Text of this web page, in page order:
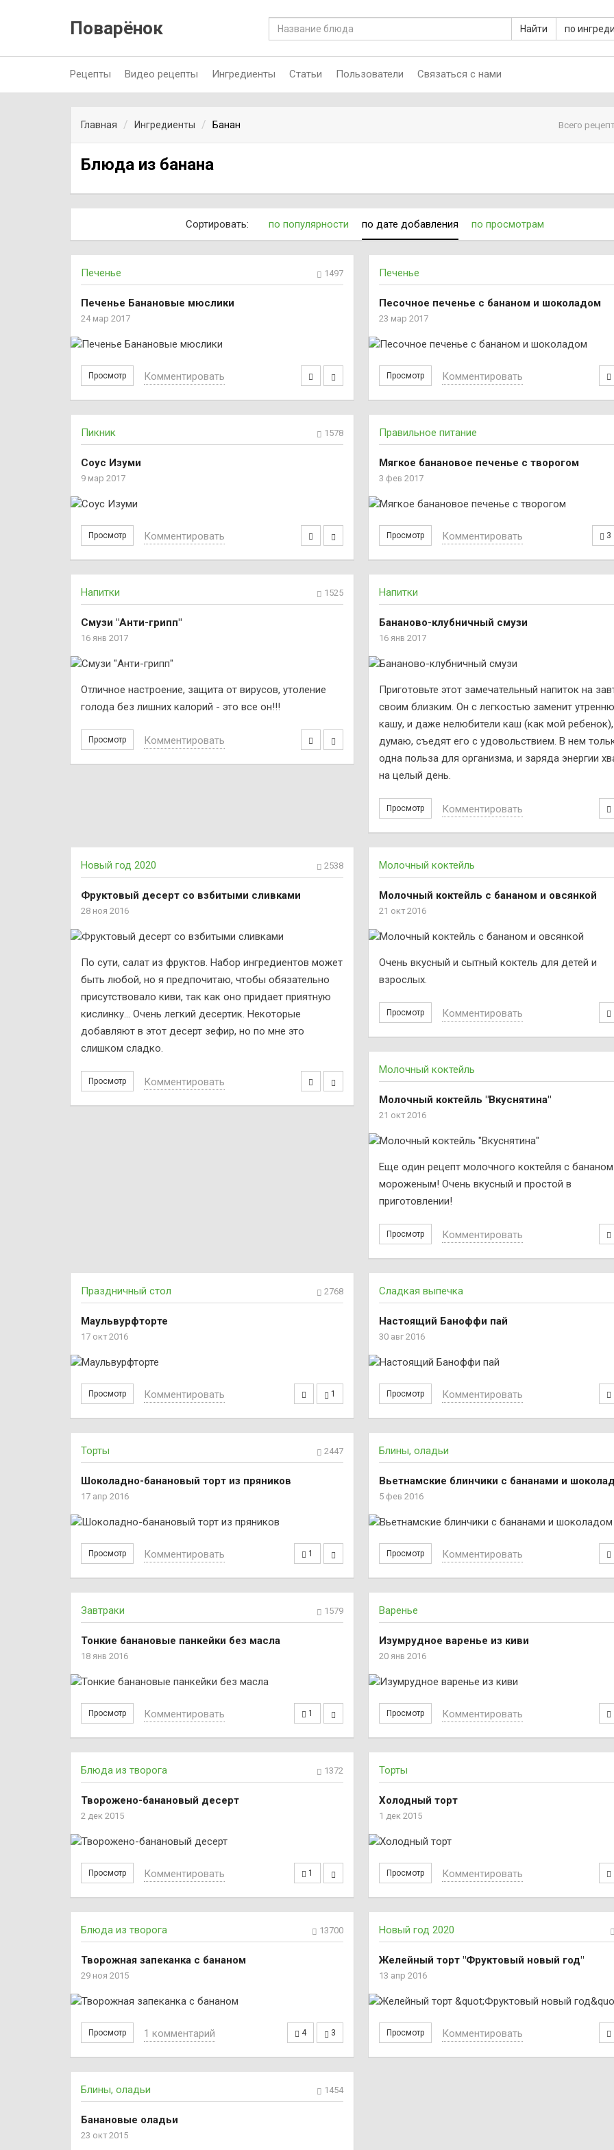
Поварёнок Найти по
Рецепты Видео рецепты Ингредиенты Статьи Пользователи Связаться с нами
Главная Ингредиенты Банан Всего
Блюда из банана
Сортировать: по популярности по дате добавления по просмотрам
Печенье 1497
Печенье Банановые мюслики
24 мар 2017
Просмотр Комментировать
Печенье
Песочное печенье с бананом и шоколадом
23 мар 2017
Просмотр Комментировать
Пикник 1578
Соус Изуми
9 мар 2017
Просмотр Комментировать
Правильное питание
Мягкое банановое печенье с творогом
3 фев 2017
Просмотр 3
Комментировать
Напитки 1525
Смузи "Анти-грипп"
16 янв 2017
Отличное настроение, защита от вирусов, утоление
голода без лишних калорий - это всe он!!!
Просмотр Комментировать
Напитки
Бананово-клубничный смузи
16 янв 2017
Приготовьте этот замечательный напиток на
своим близким. Он с легкостью заменит
кашу, и даже нелюбители каш (как мой ребенок),
думаю, съедят его с удовольствием. В нем
одна польза для организма, и заряда энергии
на целый день.
Просмотр Комментировать
Новый год 2020 2538
Фруктовый десерт со взбитыми сливками
28 ноя 2016
По сути, салат из фруктов. Набор ингредиентов может
быть любой, но я предпочитаю, чтобы обязательно
присутствовало киви, так как оно придает приятную
кислинку... Очень легкий десертик. Некоторые
добавляют в этот десерт зефир, но по мне это
слишком сладко.
Просмотр Комментировать
Молочный коктейль
Молочный коктейль с бананом и овсянкой
21 окт 2016
Очень вкусный и сытный коктель для детей и
взрослых.
Просмотр Комментировать
Молочный коктейль
Молочный коктейль "Вкуснятина"
21 окт 2016
Еще один рецепт молочного коктейля с
мороженым! Очень вкусный и простой в
приготовлении!
Просмотр Комментировать
Праздничный стол 2768
Маульвурфторте
17 окт 2016
Просмотр 1
Комментировать
Сладкая выпечка
Настоящий Баноффи пай
30 авг 2016
Просмотр Комментировать
Торты 2447
Шоколадно-банановый торт из пряников
17 апр 2016
Просмотр 1
Комментировать
Блины, оладьи
Вьетнамские блинчики с бананами и
5 фев 2016
Просмотр Комментировать
Завтраки 1579
Тонкие банановые панкейки без масла
18 янв 2016
Просмотр 1
Комментировать
Варенье
Изумрудное варенье из киви
20 янв 2016
Просмотр Комментировать
Блюда из творога 1372
Творожено-банановый десерт
2 дек 2015
Просмотр 1
Комментировать
Торты
Холодный торт
1 дек 2015
Просмотр Комментировать
Блюда из творога 13700
Творожная запеканка с бананом
29 ноя 2015
Просмотр 4 3
1 комментарий
Новый год 2020
Желейный торт "Фруктовый новый год"
13 апр 2016
Просмотр Комментировать
Блины, оладьи 1454
Банановые оладьи
23 окт 2015